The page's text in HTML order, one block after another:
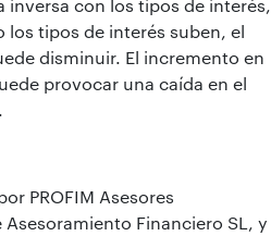
inversa con los tipos de interés,
los tipos de interés suben, el
disminuir. El incremento en
provocar una caída en el
PROFIM Asesores
Financiero SL, y